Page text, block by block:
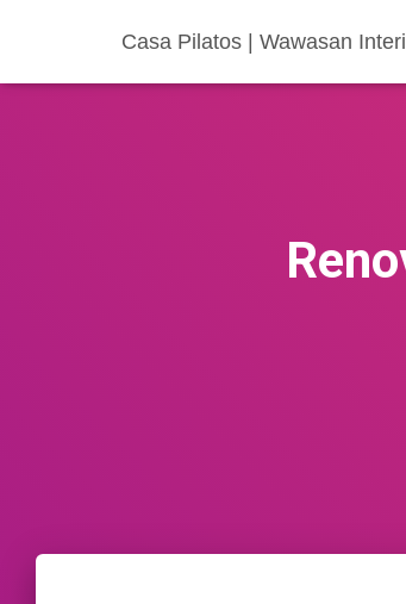
Casa Pilatos | Wawasan